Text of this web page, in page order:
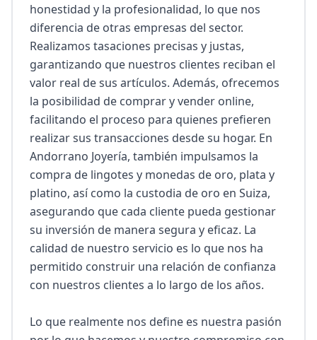
honestidad y la profesionalidad, lo que nos
diferencia de otras empresas del sector.
Realizamos tasaciones precisas y justas,
garantizando que nuestros clientes reciban el
valor real de sus artículos. Además, ofrecemos
la posibilidad de comprar y vender online,
facilitando el proceso para quienes prefieren
realizar sus transacciones desde su hogar. En
Andorrano Joyería, también impulsamos la
compra de lingotes y monedas de oro, plata y
platino, así como la custodia de oro en Suiza,
asegurando que cada cliente pueda gestionar
su inversión de manera segura y eficaz. La
calidad de nuestro servicio es lo que nos ha
permitido construir una relación de confianza
con nuestros clientes a lo largo de los años.
Lo que realmente nos define es nuestra pasión